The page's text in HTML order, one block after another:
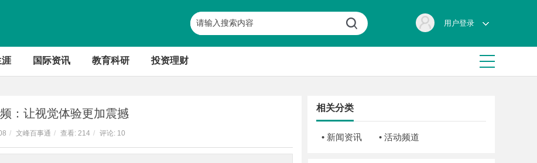
用户登录
涯 国际资讯 教育科研 投资理财
：让视觉体验更加震撼
/ 文峰百事通 / 查看: 214 / 评论: 10
相关分类
• 新闻资讯 • 活动频道